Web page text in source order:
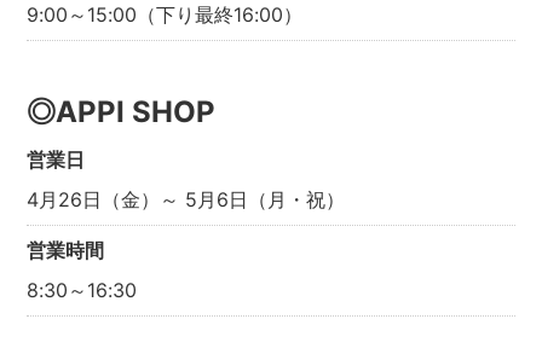
9:00～15:00（下り最終16:00）
◎APPI SHOP
営業日
4月26日（金）～ 5月6日（月・祝）
営業時間
8:30～16:30